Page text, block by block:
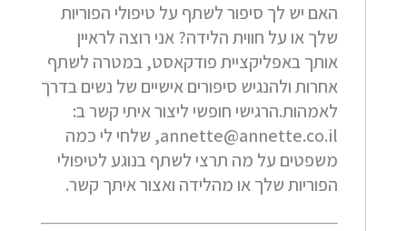
האם יש לך סיפור לשתף על טיפולי הפוריות
שלך או על חווית הלידה? אני רוצה לראיין
אותך באפליקציית פודקאסט, במטרה לשתף
אחרות ולהנגיש סיפורים אישיים של נשים בדרך
לאמהות.הרגישי חופשי ליצור איתי קשר ב:
annette@annette.co.il, שלחי לי כמה
משפטים על מה תרצי לשתף בנוגע לטיפולי
הפוריות שלך או מהלידה ואצור איתך קשר.